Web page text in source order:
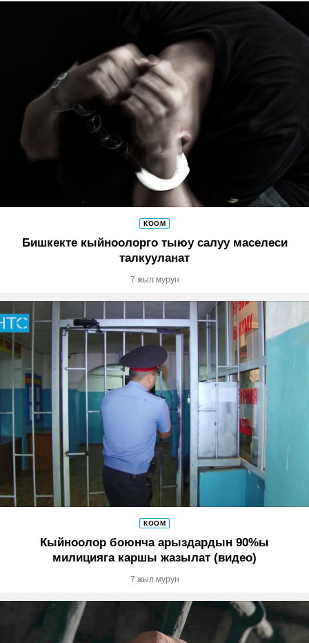
КООМ
Бишкекте кыйноолорго тыюу салуу маселеси
талкууланат
7 жыл мурун
КООМ
Кыйноолор боюнча арыздардын 90%ы
милицияга каршы жазылат (видео)
7 жыл мурун